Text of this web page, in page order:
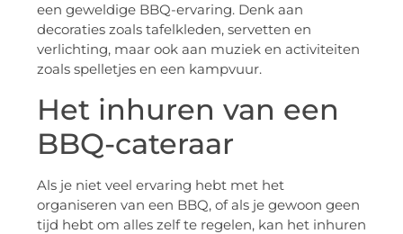
een geweldige BBQ-ervaring. Denk aan
decoraties zoals tafelkleden, servetten en
verlichting, maar ook aan muziek en activiteiten
zoals spelletjes en een kampvuur.
Het inhuren van een
BBQ-cateraar
Als je niet veel ervaring hebt met het
organiseren van een BBQ, of als je gewoon geen
tijd hebt om alles zelf te regelen, kan het inhuren